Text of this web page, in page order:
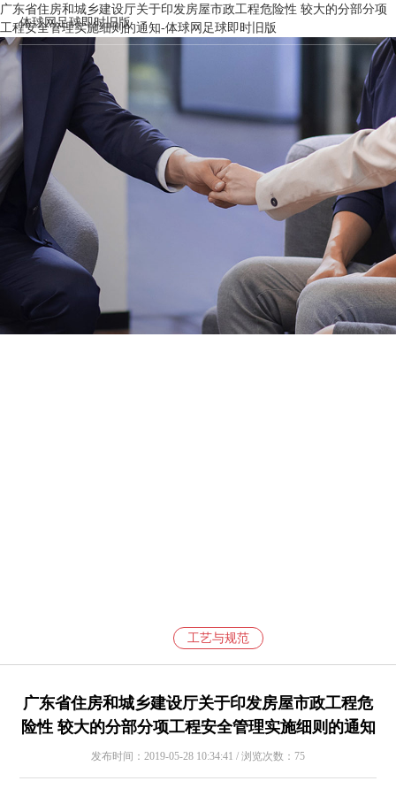
广东省住房和城乡建设厅关于印发房屋市政工程危险性 较大的分部分项
工程安全管理实施细则的通知-体球网足球即时旧版
体球网足球即时旧版
工艺与规范
广东省住房和城乡建设厅关于印发房屋市政工程危
险性 较大的分部分项工程安全管理实施细则的通知
发布时间：2019-05-28 10:34:41 / 浏览次数：75